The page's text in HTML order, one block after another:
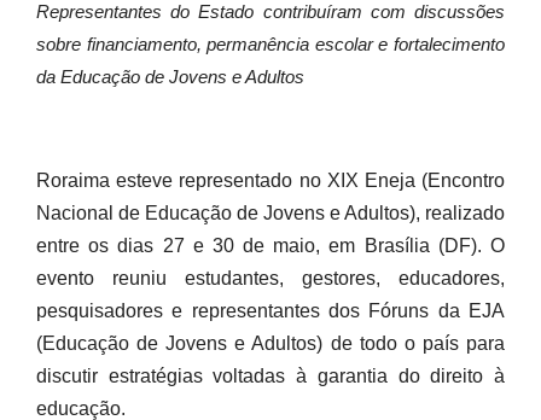
Representantes do Estado contribuíram com discussões
sobre financiamento, permanência escolar e fortalecimento
da Educação de Jovens e Adultos
Roraima esteve representado no XIX Eneja (Encontro
Nacional de Educação de Jovens e Adultos), realizado
entre os dias 27 e 30 de maio, em Brasília (DF). O
evento reuniu estudantes, gestores, educadores,
pesquisadores e representantes dos Fóruns da EJA
(Educação de Jovens e Adultos) de todo o país para
discutir estratégias voltadas à garantia do direito à
educação.